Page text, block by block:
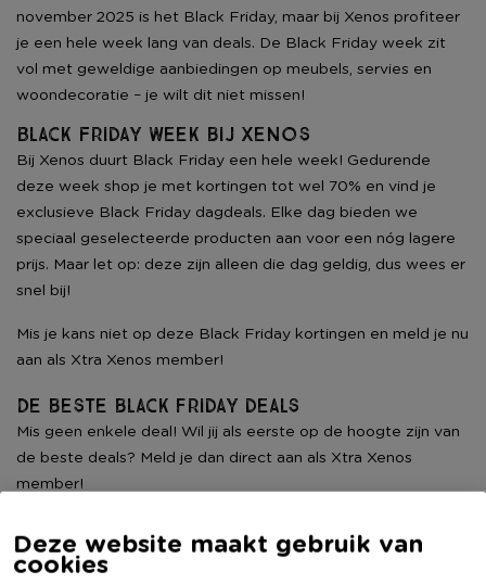
Deze website maakt gebruik van
cookies
november 2025 is het Black Friday, maar bij Xenos profiteer
je een hele week lang van deals. De Black Friday week zit
vol met geweldige aanbiedingen op meubels, servies en
woondecoratie – je wilt dit niet missen!
Black Friday Week bij Xenos
Bij Xenos duurt Black Friday een hele week! Gedurende
deze week shop je met kortingen tot wel 70% en vind je
exclusieve Black Friday dagdeals. Elke dag bieden we
speciaal geselecteerde producten aan voor een nóg lagere
prijs. Maar let op: deze zijn alleen die dag geldig, dus wees er
snel bij!
Mis je kans niet op deze Black Friday kortingen en meld je nu
aan als Xtra Xenos member!
De beste black friday deals
Mis geen enkele deal! Wil jij als eerste op de hoogte zijn van
de beste deals? Meld je dan direct aan als Xtra Xenos
member!
Als eerste toegang tot Black Friday acties